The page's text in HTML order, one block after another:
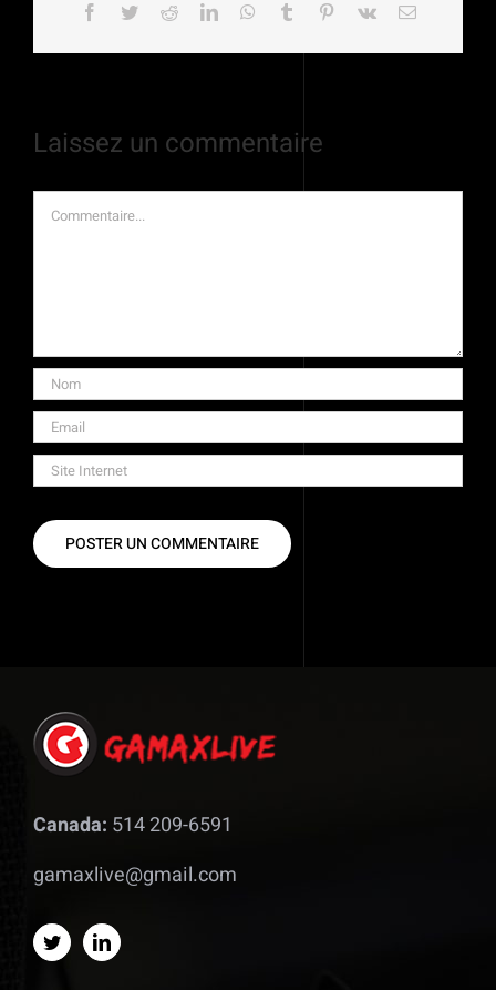
Facebook
TwitterRedditLinkedInWhatsApp
Tumblr Pinterest
Vk Email
Laissez un commentaire
Commentaire
Canada: 514 209-6591
gamaxlive@gmail.com